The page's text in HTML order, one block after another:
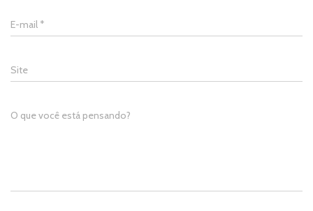
E-mail *
Site
O que você está pensando?